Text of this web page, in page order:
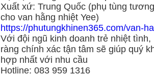
Xuất xứ: Trung Quốc (phụ tùng
cho van hằng nhiệt Yee)
https://phutungkhinen365.com/van-
Với đội ngũ kinh doanh trẻ nhiệt
ràng chính xác tận tâm sẽ giúp quý
hợp nhất với nhu cầu
Hotline: 083 959 1316